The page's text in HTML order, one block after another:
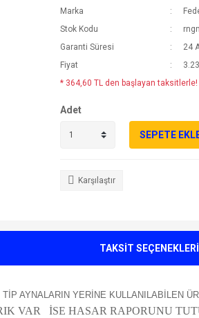
Marka
Stok Kodu
Garanti Süresi
24
Fiyat
* 364,60 TL den başlayan taksitlerle!
Adet
SEPETE
Karşılaştır
TAKSİT SEÇENEKLERİ
AYNALARIN YERİNE KULLANILABİLEN
VAR İSE HASAR RAPORUNU